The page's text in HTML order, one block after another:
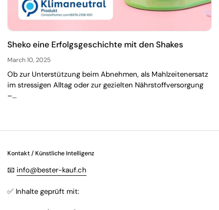
Sheko eine Erfolgsgeschichte mit den Shakes
March 10, 2025
Ob zur Unterstützung beim Abnehmen, als Mahlzeitenersatz
im stressigen Alltag oder zur gezielten Nährstoffversorgung
–...
Kontakt / Künstliche Intelligenz
📧 info@bester-kauf.ch
✅ Inhalte geprüft mit: